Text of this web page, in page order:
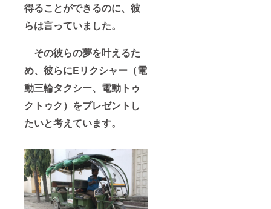
得ることができるのに、彼
らは言っていました。
その彼らの夢を叶えるた
め、彼らにEリクシャー（電
動三輪タクシー、電動トゥ
クトゥク）をプレゼントし
たいと考えています。